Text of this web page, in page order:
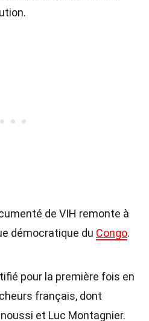
de VIH remonte à
démocratique du Congo.
pour la première fois en
français, dont
et Luc Montagnier.